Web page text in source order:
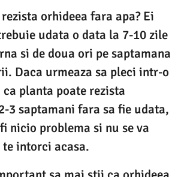
orhideea fara apa? Ei
udata o data la 7-10 zile
si de doua ori pe saptamana
Daca urmeaza sa pleci intr-o
planta poate rezista
3 saptamani fara sa fie udata,
nicio problema si nu se va
te intorci acasa.